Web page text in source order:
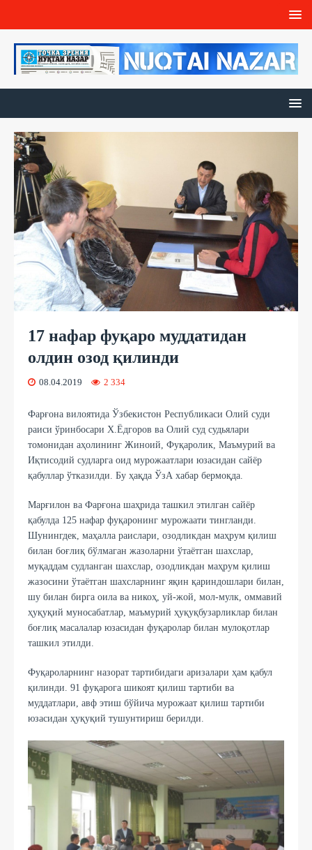
17 нафар фуқаро муддатидан
олдин озод қилинди
08.04.2019 2 334
Фарғона вилоятида Ўзбекистон Республикаси Олий суди
раиси ўринбосари Х.Ёдгоров ва Олий суд судьялари
томонидан аҳолининг Жиноий, Фуқаролик, Маъмурий ва
Иқтисодий судларга оид мурожаатлари юзасидан сайёр
қабуллар ўтказилди. Бу ҳақда ЎзА хабар бермоқда.
Марғилон ва Фарғона шаҳрида ташкил этилган сайёр
қабулда 125 нафар фуқаронинг мурожаати тингланди.
Шунингдек, маҳалла раислари, озодликдан маҳрум қилиш
билан боғлиқ бўлмаган жазоларни ўтаётган шахслар,
муқаддам судланган шахслар, озодликдан маҳрум қилиш
жазосини ўтаётган шахсларнинг яқин қариндошлари билан,
шу билан бирга оила ва никоҳ, уй-жой, мол-мулк, оммавий
ҳуқуқий муносабатлар, маъмурий ҳуқуқбузарликлар билан
боғлиқ масалалар юзасидан фуқаролар билан мулоқотлар
ташкил этилди.
Фуқароларнинг назорат тартибидаги аризалари ҳам қабул
қилинди. 91 фуқарога шикоят қилиш тартиби ва
муддатлари, авф этиш бўйича мурожаат қилиш тартиби
юзасидан ҳуқуқий тушунтириш берилди.